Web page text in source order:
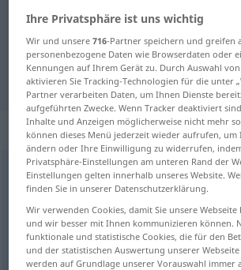
Deutsch-Englisch
"Illustrierte"
"Illustrierte" Englisch
„Illustrierte“:
Illustriertef <Illustrierten;Illustrierten >
Übersicht aller Übersetzungen
(Für mehr Details die Übersetzung
illustrated newspaper (, pictorial
Ihre Privatsphäre ist uns wichtig
Wir und unsere716-Partner speichern und greifen
personenbezogene Daten wie Browserdaten oder
Kennungen auf Ihrem Gerät zu. Durch Auswahl
aktivieren Sie Tracking-Technologien für die unter
Partner verarbeiten Daten, um Ihnen Dienste
aufgeführten Zwecke. Wenn Tracker deaktiviert
Inhalte und Anzeigen möglicherweise nicht mehr
können dieses Menü jederzeit wieder aufrufen, um
ändern oder Ihre Einwilligung zu widerrufen,
Privatsphäre-Einstellungen am unteren Rand der
Einstellungen gelten innerhalb unseres Website.
finden Sie in unserer Datenschutzerklärung.
Wir verwenden Cookies, damit Sie unsere
und wir besser mit Ihnen kommunizieren können.
funktionale und statistische Cookies, die für den
und der statistischen Auswertung unserer
werden auf Grundlage unserer Vorauswahl immer